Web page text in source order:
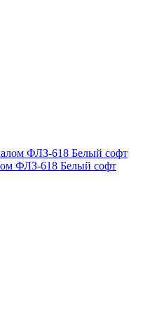
ФЛЗ-618 Белый софт